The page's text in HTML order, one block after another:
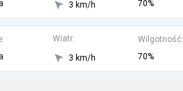
3 km/h
70%
Wiatr:
3 km/h
Wilgotność:
70%